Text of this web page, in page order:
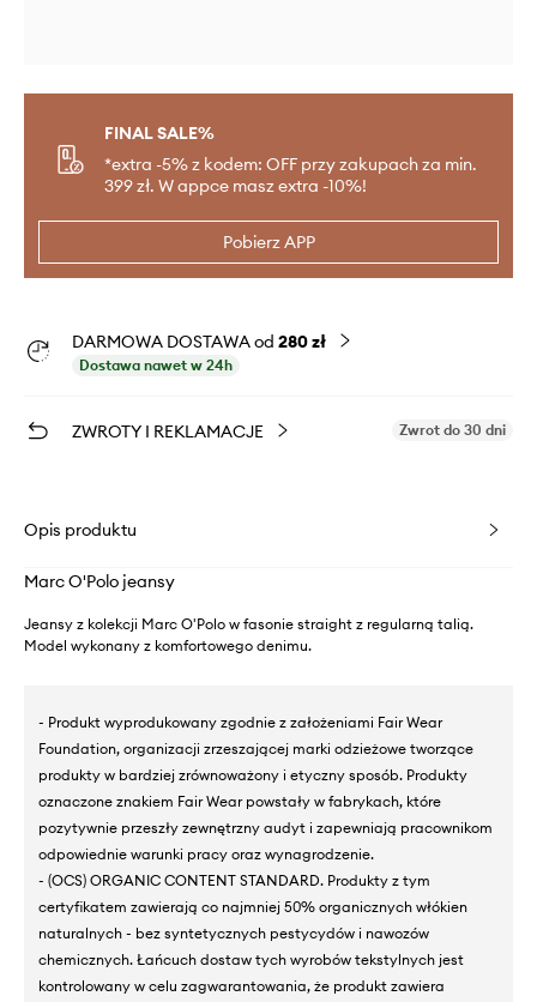
FINAL SALE%
*extra -5% z kodem: OFF przy zakupach za min.
399 zł. W appce masz extra -10%!
Pobierz APP
DARMOWA DOSTAWA od 280 zł
Dostawa nawet w 24h
ZWROTY I REKLAMACJE Zwrot do 30 dni
Opis produktu
Marc O'Polo jeansy
Jeansy z kolekcji Marc O'Polo w fasonie straight z regularną talią.
Model wykonany z komfortowego denimu.
- Produkt wyprodukowany zgodnie z założeniami Fair Wear
Foundation, organizacji zrzeszającej marki odzieżowe tworzące
produkty w bardziej zrównoważony i etyczny sposób. Produkty
oznaczone znakiem Fair Wear powstały w fabrykach, które
pozytywnie przeszły zewnętrzny audyt i zapewniają pracownikom
odpowiednie warunki pracy oraz wynagrodzenie.
- (OCS) ORGANIC CONTENT STANDARD. Produkty z tym
certyfikatem zawierają co najmniej 50% organicznych włókien
naturalnych - bez syntetycznych pestycydów i nawozów
chemicznych. Łańcuch dostaw tych wyrobów tekstylnych jest
kontrolowany w celu zagwarantowania, że produkt zawiera